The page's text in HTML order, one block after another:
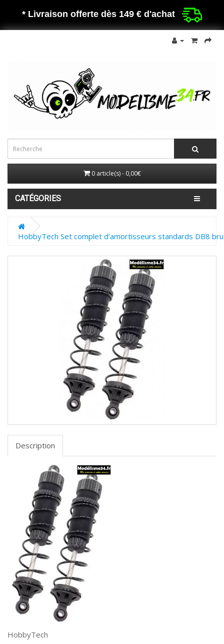
* Livraison offerte dès 149 € d'achat
0 article(s) - 0,00€
CATÉGORIES
HobbyTech Set complet d’amortisseurs standards DB8
Description
HobbyTech